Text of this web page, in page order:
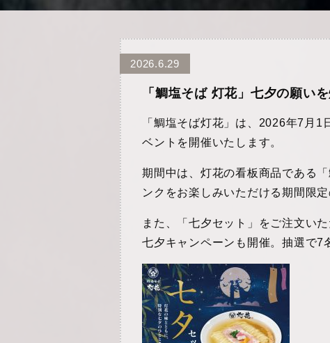
2026.6.29
「鯛塩そば 灯花」七夕の願い
「鯛塩そば灯花」は、2026年7月
ベントを開催いたします。
期間中は、灯花の看板商品である
ンクをお楽しみいただける期間限
また、「七夕セット」をご注文い
七夕キャンペーンも開催。抽選で7